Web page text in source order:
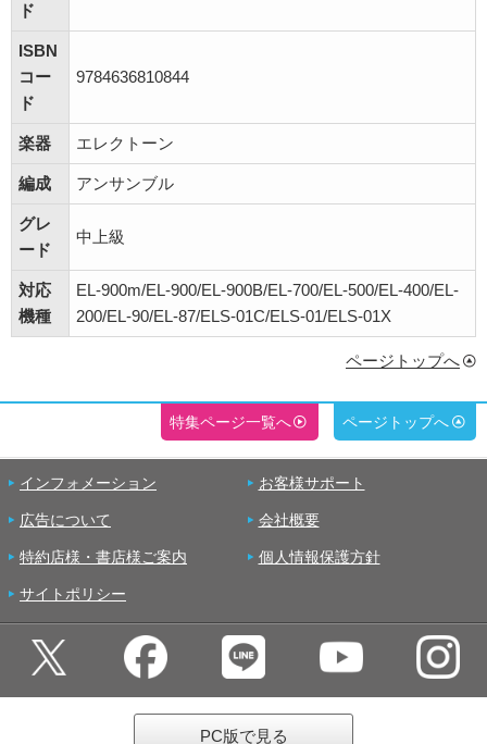
ド
ISBN
コー
ド
9784636810844
楽器 エレクトーン
編成 アンサンブル
グレ
ード
中上級
対応
機種
EL-900m/EL-900/EL-900B/EL-700/EL-500/EL-400/EL-
200/EL-90/EL-87/ELS-01C/ELS-01/ELS-01X
ページトップへ
特集ページ一覧へ ページトップへ
インフォメーション お客様サポート
広告について 会社概要
特約店様・書店様ご案内 個人情報保護方針
サイトポリシー
PC版で見る